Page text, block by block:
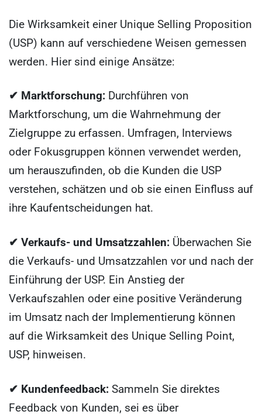
Die Wirksamkeit einer Unique Selling Proposition
(USP) kann auf verschiedene Weisen gemessen
werden. Hier sind einige Ansätze:
✔ Marktforschung: Durchführen von
Marktforschung, um die Wahrnehmung der
Zielgruppe zu erfassen. Umfragen, Interviews
oder Fokusgruppen können verwendet werden,
um herauszufinden, ob die Kunden die USP
verstehen, schätzen und ob sie einen Einfluss auf
ihre Kaufentscheidungen hat.
✔ Verkaufs- und Umsatzzahlen: Überwachen Sie
die Verkaufs- und Umsatzzahlen vor und nach der
Einführung der USP. Ein Anstieg der
Verkaufszahlen oder eine positive Veränderung
im Umsatz nach der Implementierung können
auf die Wirksamkeit des Unique Selling Point,
USP, hinweisen.
✔ Kundenfeedback: Sammeln Sie direktes
Feedback von Kunden, sei es über